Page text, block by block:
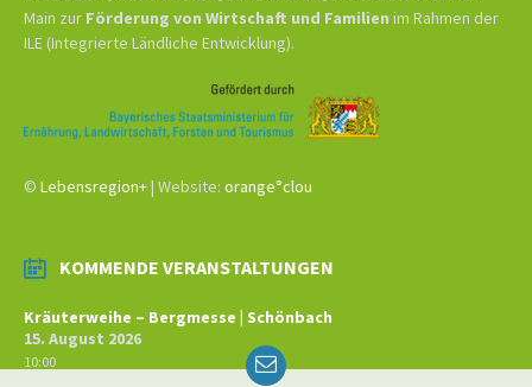
Main zur Förderung von Wirtschaft und Familien im Rahmen der
ILE (Integrierte Ländliche Entwicklung).
© Lebensregion+| Website: orange°clou
KOMMENDE VERANSTALTUNGEN
Kräuterweihe – Bergmesse | Schönbach
15. August 2026
10:00 Email